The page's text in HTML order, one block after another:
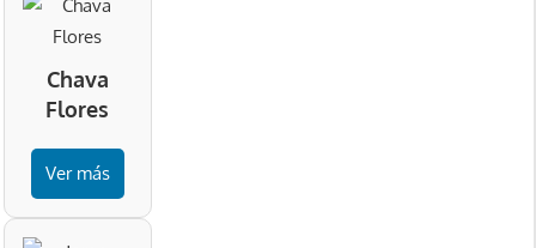
Chava
Flores
Ver más